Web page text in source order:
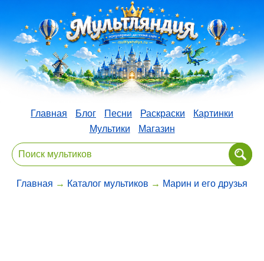
Главная Блог Песни Раскраски
Картинки
Мультики
Магазин
Главная → Каталог мультиков → Марин и его друзья